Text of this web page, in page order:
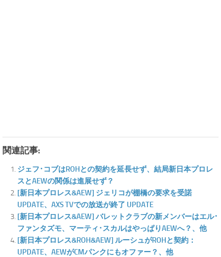
関連記事:
ジェフ･コブはROHとの契約を延長せず、結局新日本プロレ
スとAEWの関係は進展せず？
[新日本プロレス&AEW] ジェリコが棚橋の要求を受諾
UPDATE、AXS TVでの放送が終了 UPDATE
[新日本プロレス&AEW] バレットクラブの新メンバーはエル･
ファンタズモ、マーティ･スカルはやっぱりAEWへ？、他
[新日本プロレス&ROH&AEW] ルーシュがROHと契約：
UPDATE、AEWがCMパンクにもオファー？、他